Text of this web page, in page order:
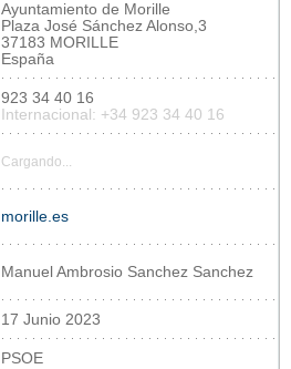
Ayuntamiento de Morille
Plaza José Sánchez Alonso,3
37183 MORILLE
España
923 34 40 16
Internacional: +34 923 34 40 16
Cargando...
morille.es
Manuel Ambrosio Sanchez Sanchez
17 Junio 2023
PSOE